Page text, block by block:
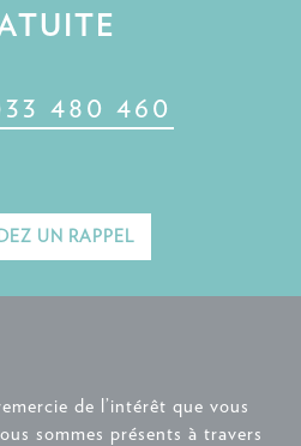
480 460
UN RAPPEL
de l’intérêt que vous
sommes présents à travers